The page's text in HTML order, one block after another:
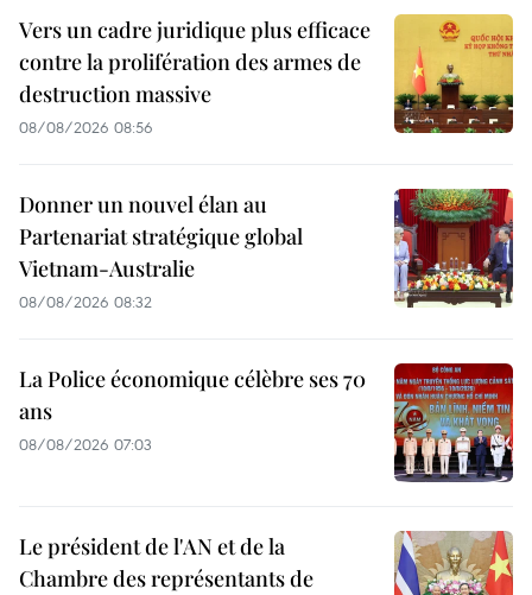
Vers un cadre juridique plus efficace
contre la prolifération des armes de
destruction massive
08/08/2026 08:56
Donner un nouvel élan au
Partenariat stratégique global
Vietnam-Australie
08/08/2026 08:32
La Police économique célèbre ses 70
ans
08/08/2026 07:03
Le président de l'AN et de la
Chambre des représentants de